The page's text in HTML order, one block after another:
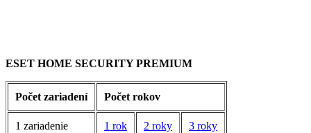
ESET HOME SECURITY PREMIUM
Počet zariadení Počet rokov
1 zariadenie 1 rok 2 roky 3 roky